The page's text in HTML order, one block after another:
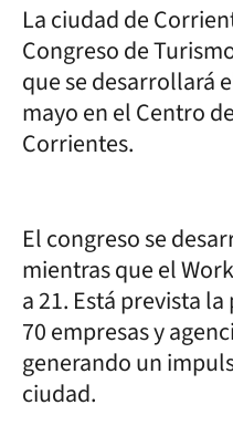
La ciudad de
Congreso de
que se desarrollará
mayo en el Centro
Corrientes.
El congreso se
mientras que el
a 21. Está prevista
70 empresas y
generando un
ciudad.